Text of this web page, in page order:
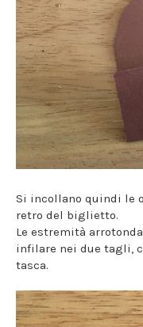
Si incollano quindi le
retro del biglietto.
Le estremità
infilare nei due tagli,
tasca.